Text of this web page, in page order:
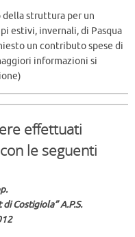
struttura per un
estivi, invernali, di Pasqua
un contributo spese di
informazioni si
effettuati
le seguenti
Costigiola” A.P.S.